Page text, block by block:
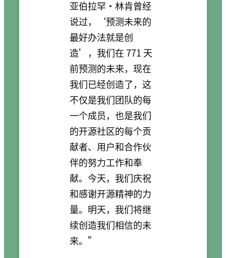
亚伯拉罕·林肯曾经
说过，‘预测未来的
最好办法就是创
造’，我们在 771 天
前预测的未来，现在
我们已经创造了，这
不仅是我们团队的每
一个成员，也是我们
的开源社区的每个贡
献者、用户和合作伙
伴的努力工作和奉
献。今天，我们庆祝
和感谢开源精神的力
量。明天，我们将继
续创造我们相信的未
来。”